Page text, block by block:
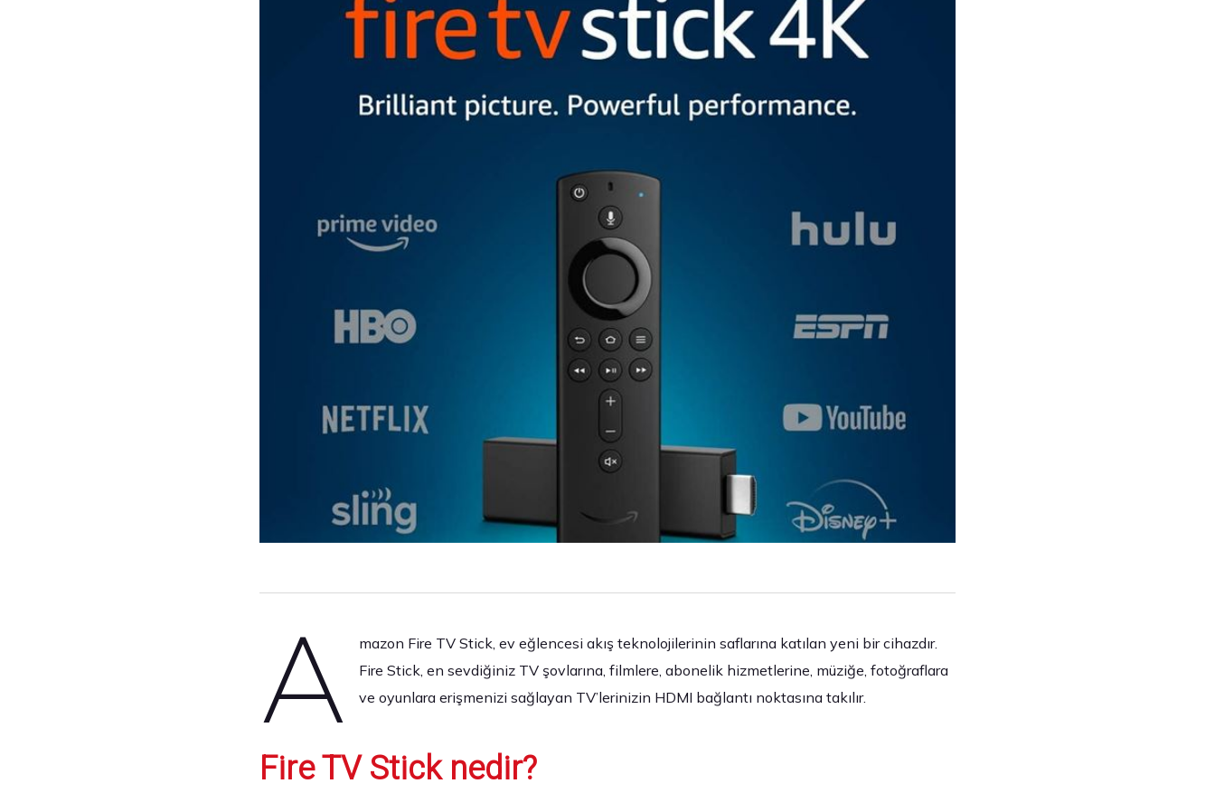
Sorunlar ve Çözümler
A
mazon Fire TV Stick, ev eğlencesi akış teknolojilerinin saflarına katılan yeni bir cihazdır.
Fire Stick, en sevdiğiniz TV şovlarına, filmlere, abonelik hizmetlerine, müziğe, fotoğraflara
ve oyunlara erişmenizi sağlayan TV’lerinizin HDMI bağlantı noktasına takılır.
Fire TV Stick nedir?